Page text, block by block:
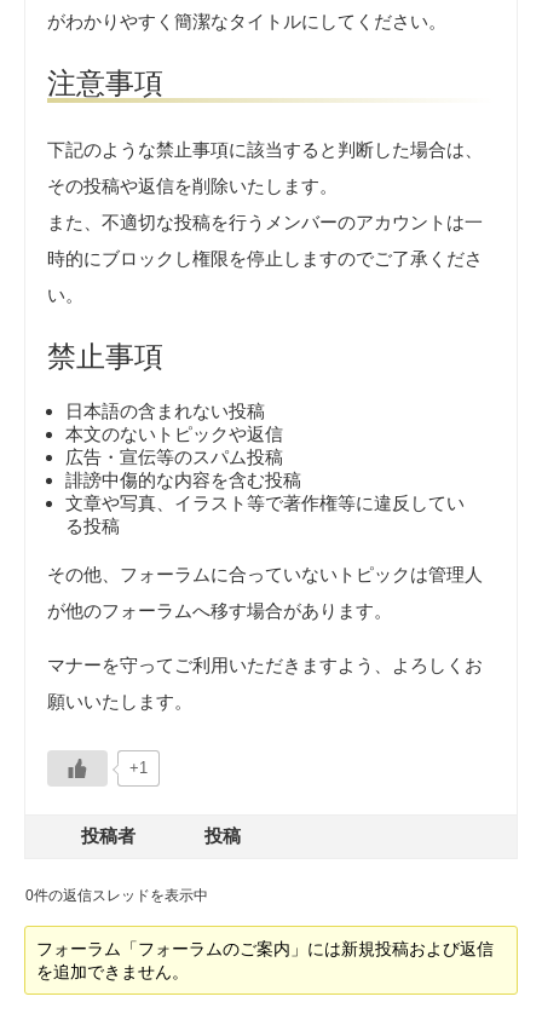
がわかりやすく簡潔なタイトルにしてください。
注意事項
下記のような禁止事項に該当すると判断した場合は、
その投稿や返信を削除いたします。
また、不適切な投稿を行うメンバーのアカウントは一
時的にブロックし権限を停止しますのでご了承くださ
い。
禁止事項
日本語の含まれない投稿
本文のないトピックや返信
広告・宣伝等のスパム投稿
誹謗中傷的な内容を含む投稿
文章や写真、イラスト等で著作権等に違反してい
る投稿
その他、フォーラムに合っていないトピックは管理人
が他のフォーラムへ移す場合があります。
マナーを守ってご利用いただきますよう、よろしくお
願いいたします。
+1
投稿者 投稿
0件の返信スレッドを表示中
フォーラム「フォーラムのご案内」には新規投稿および返信
を追加できません。